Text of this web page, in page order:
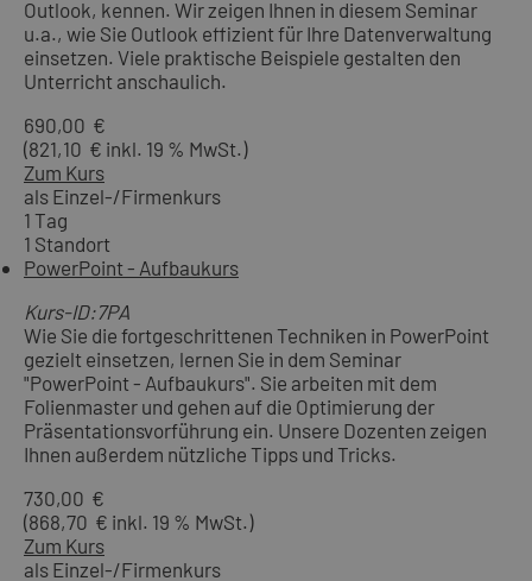
Outlook, kennen. Wir zeigen Ihnen in diesem Seminar
u.a., wie Sie Outlook effizient für Ihre Datenverwaltung
einsetzen. Viele praktische Beispiele gestalten den
Unterricht anschaulich.
690,00 €
(821,10 € inkl. 19 % MwSt.)
Zum Kurs
als Einzel-/Firmenkurs
1 Tag
1 Standort
PowerPoint - Aufbaukurs
Kurs-ID:7PA
Wie Sie die fortgeschrittenen Techniken in PowerPoint
gezielt einsetzen, lernen Sie in dem Seminar
"PowerPoint - Aufbaukurs". Sie arbeiten mit dem
Folienmaster und gehen auf die Optimierung der
Präsentationsvorführung ein. Unsere Dozenten zeigen
Ihnen außerdem nützliche Tipps und Tricks.
730,00 €
(868,70 € inkl. 19 % MwSt.)
Zum Kurs
als Einzel-/Firmenkurs